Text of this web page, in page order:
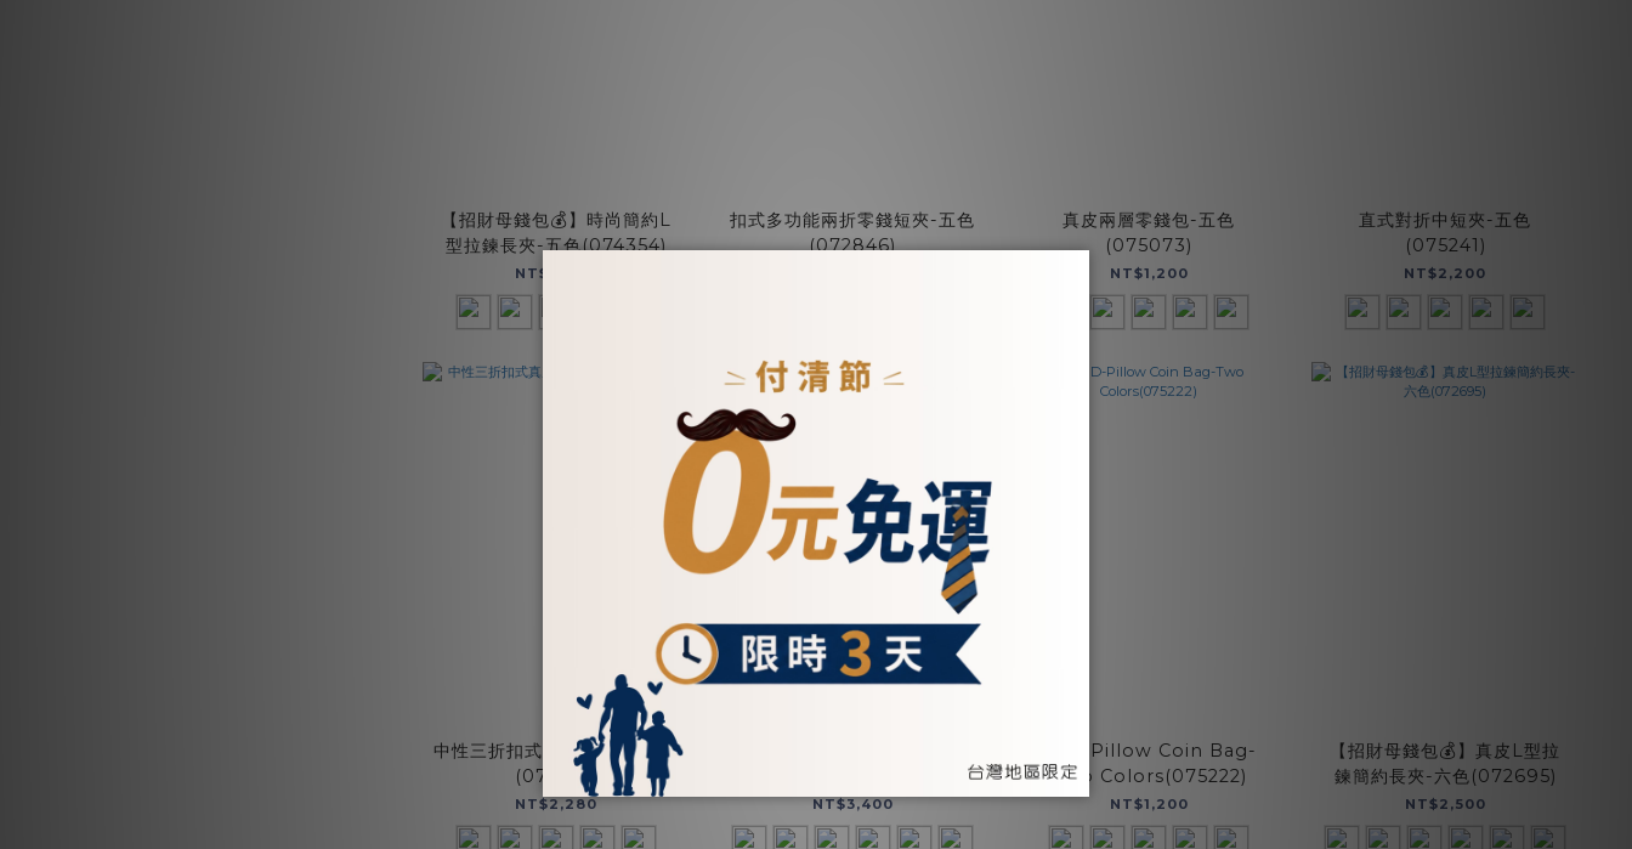
【招財母錢包💰】時尚簡約L
型拉鍊長夾-五色(074354)
NT$2,400
扣式多功能兩折零錢短夾-五色
(072846)
真皮兩層零錢包-五色
(075073)
NT$1,200
直式對折中短夾-五色
(075241)
NT$2,200
中性三折扣式真皮中長夾-五色
(072622)
NT$2,280 NT$3,400
MID-Pillow Coin Bag-
Two Colors(075222)
NT$1,200
【招財母錢包💰】真皮L型拉
鍊簡約長夾-六色(072695)
NT$2,500